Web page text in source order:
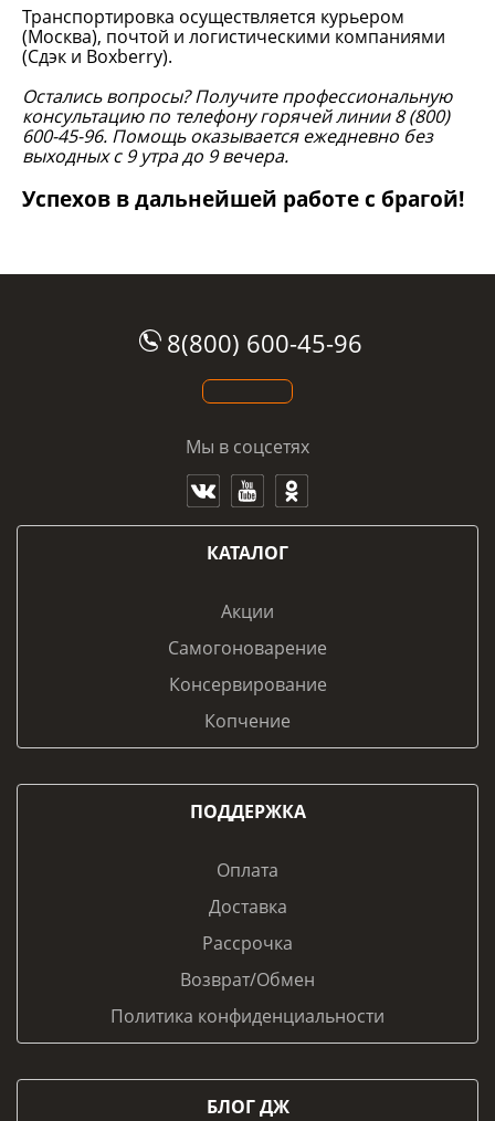
Транспортировка осуществляется курьером
(Москва), почтой и логистическими компаниями
(Сдэк и Boxberry).
Остались вопросы? Получите профессиональную
консультацию по телефону горячей линии 8 (800)
600-45-96. Помощь оказывается ежедневно без
выходных с 9 утра до 9 вечера.
Успехов в дальнейшей работе с брагой!
8(800) 600-45-96
Мы в соцсетях
КАТАЛОГ
Акции
Самогоноварение
Консервирование
Копчение
ПОДДЕРЖКА
Оплата
Доставка
Рассрочка
Возврат/Обмен
Политика конфиденциальности
БЛОГ ДЖ